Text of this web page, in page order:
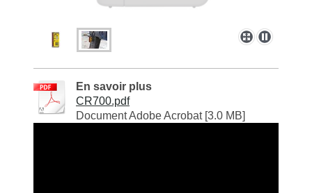
En savoir plus
CR700.pdf
Document Adobe Acrobat [3.0 MB]